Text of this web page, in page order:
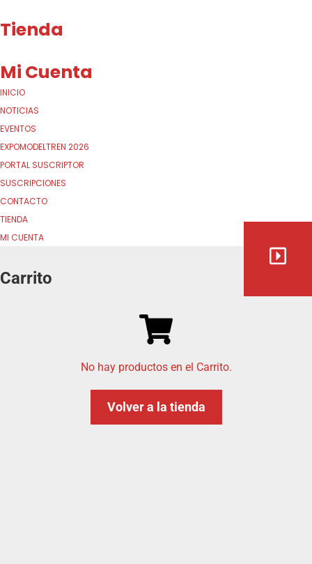
Tienda
Mi Cuenta
INICIO
NOTICIAS
EVENTOS
EXPOMODELTREN 2026
PORTAL SUSCRIPTOR
SUSCRIPCIONES
CONTACTO
TIENDA
MI CUENTA
Carrito
No hay productos en el Carrito.
Volver a la tienda